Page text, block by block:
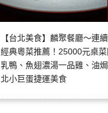
【台北美食】麟聚餐廳～連
經典粵菜推薦！25000元桌
乳鴨、魚翅濃湯一品雞、油
北小巨蛋捷運美食